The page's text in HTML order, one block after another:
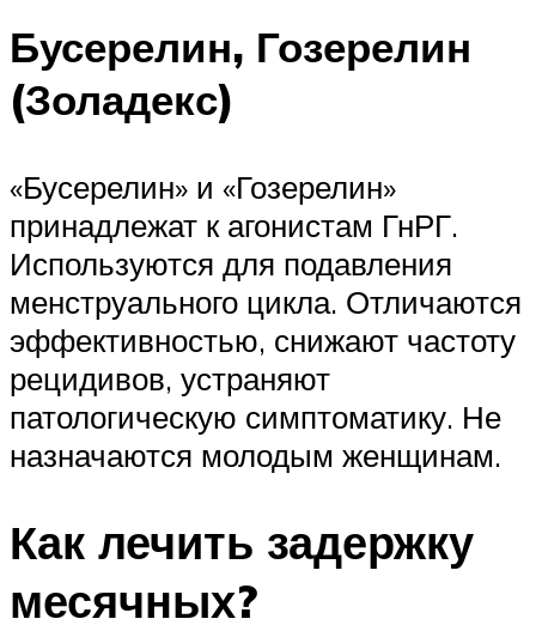
Бусерелин, Гозерелин
(Золадекс)
«Бусерелин» и «Гозерелин»
принадлежат к агонистам ГнРГ.
Используются для подавления
менструального цикла. Отличаются
эффективностью, снижают частоту
рецидивов, устраняют
патологическую симптоматику. Не
назначаются молодым женщинам.
Как лечить задержку
месячных?